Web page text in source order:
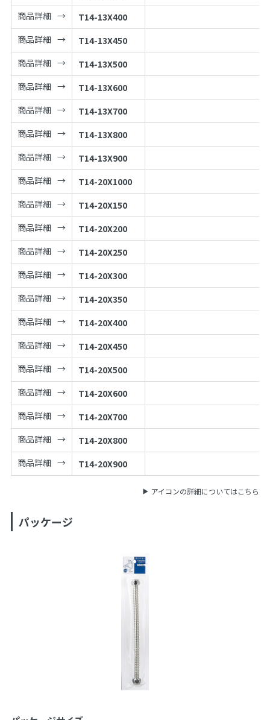
商品詳細
T14-13X400
商品詳細
T14-13X450
商品詳細
T14-13X500
商品詳細
T14-13X600
商品詳細
T14-13X700
商品詳細
T14-13X800
商品詳細
T14-13X900
商品詳細
T14-20X1000
商品詳細
T14-20X150
商品詳細
T14-20X200
商品詳細
T14-20X250
商品詳細
T14-20X300
商品詳細
T14-20X350
商品詳細
T14-20X400
商品詳細
T14-20X450
商品詳細
T14-20X500
商品詳細
T14-20X600
商品詳細
T14-20X700
商品詳細
T14-20X800
商品詳細
T14-20X900
アイコンの詳細についてはこちら
パッケージ